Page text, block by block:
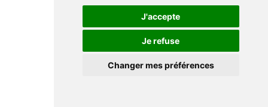
J'accepte
Je refuse
Changer mes préférences